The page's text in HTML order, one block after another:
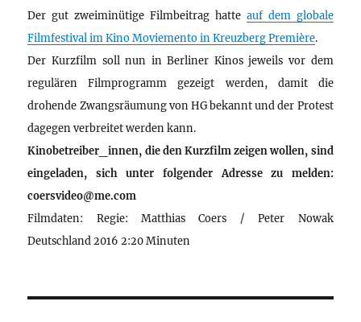
Der gut zweiminütige Filmbeitrag hatte auf dem globale
Filmfestival im Kino Moviemento in Kreuzberg Première.
Der Kurzfilm soll nun in Berliner Kinos jeweils vor dem
regulären Filmprogramm gezeigt werden, damit die
drohende Zwangsräumung von HG bekannt und der Protest
dagegen verbreitet werden kann.
Kinobetreiber_innen, die den Kurzfilm zeigen wollen, sind
eingeladen, sich unter folgender Adresse zu melden:
coersvideo@me.com
Filmdaten: Regie: Matthias Coers / Peter Nowak
Deutschland 2016 2:20 Minuten